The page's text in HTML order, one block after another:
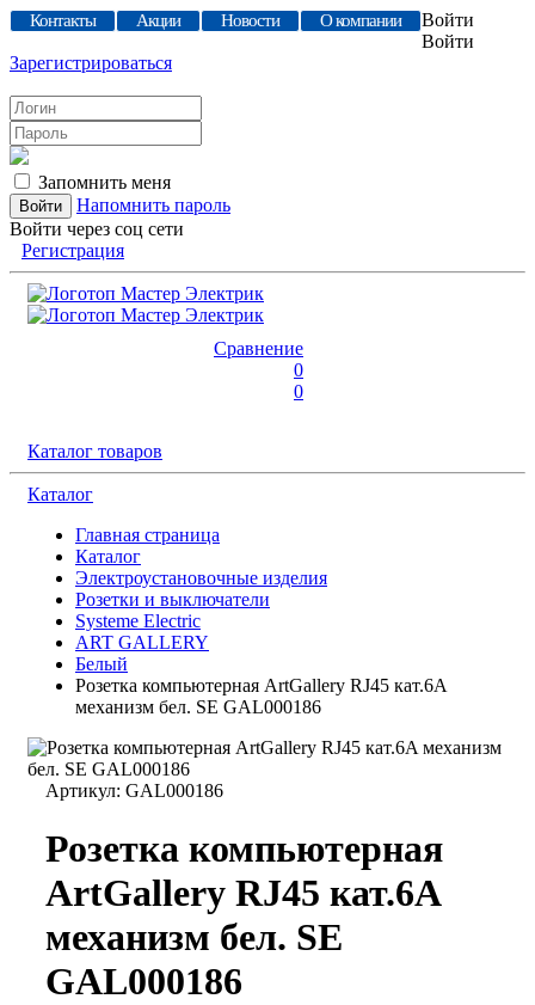
Контакты Акции Новости О компании
Войти
Войти
Зарегистрироваться
Запомнить меня
Напомнить пароль
Войти через соц сети
Регистрация
Сравнение
0
0
Каталог товаров
Каталог
Главная страница
Каталог
Электроустановочные изделия
Розетки и выключатели
Systeme Electric
ART GALLERY
Белый
Розетка компьютерная ArtGallery RJ45 кат.6A
механизм бел. SE GAL000186
Артикул: GAL000186
Розетка компьютерная
ArtGallery RJ45 кат.6A
механизм бел. SE
GAL000186